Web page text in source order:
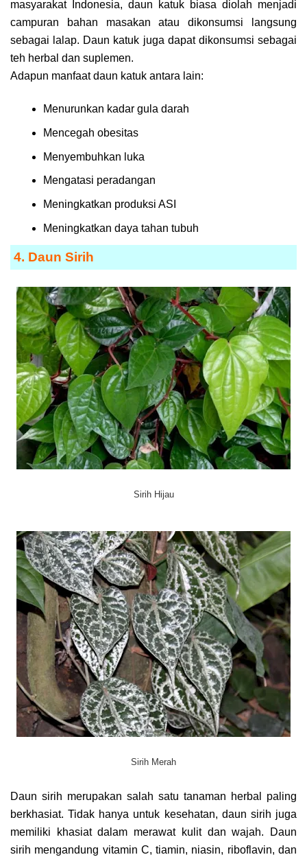
masyarakat Indonesia, daun katuk biasa diolah menjadi
campuran bahan masakan atau dikonsumsi langsung
sebagai lalap. Daun katuk juga dapat dikonsumsi sebagai
teh herbal dan suplemen.
Adapun manfaat daun katuk antara lain:
Menurunkan kadar gula darah
Mencegah obesitas
Menyembuhkan luka
Mengatasi peradangan
Meningkatkan produksi ASI
Meningkatkan daya tahan tubuh
4. Daun Sirih
Sirih Hijau
Sirih Merah
Daun sirih merupakan salah satu tanaman herbal paling
berkhasiat. Tidak hanya untuk kesehatan, daun sirih juga
memiliki khasiat dalam merawat kulit dan wajah. Daun
sirih mengandung vitamin C, tiamin, niasin, riboflavin, dan